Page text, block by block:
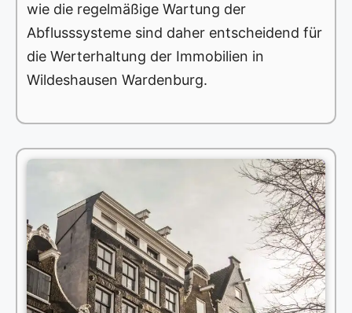
wie die regelmäßige Wartung der
Abflusssysteme sind daher entscheidend für
die Werterhaltung der Immobilien in
Wildeshausen Wardenburg.